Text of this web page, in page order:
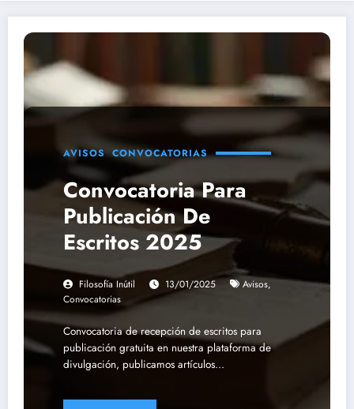
AVISOS CONVOCATORIAS
Convocatoria Para
Publicación De
Escritos 2025
Filosofía Inútil 13/01/2025 Avisos,
Convocatorias
Convocatoria de recepción de escritos para
publicación gratuita en nuestra plataforma de
divulgación, publicamos artículos…